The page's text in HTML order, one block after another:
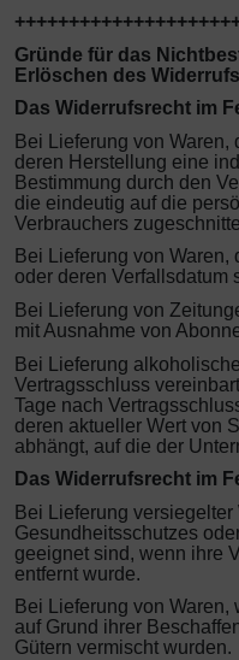
Gründe für das
Erlöschen des
Das Widerrufsrecht im
Bei Lieferung von
deren Herstellung eine
Bestimmung durch den
die eindeutig auf die
Verbrauchers
Bei Lieferung von
oder deren Verfallsdatum
Bei Lieferung von
mit Ausnahme von
Bei Lieferung
Vertragsschluss
Tage nach
deren aktueller Wert von
abhängt, auf die der
Das Widerrufsrecht im
Bei Lieferung
Gesundheitsschutzes
geeignet sind, wenn ihre
entfernt wurde.
Bei Lieferung von
auf Grund ihrer
Gütern vermischt wurden.